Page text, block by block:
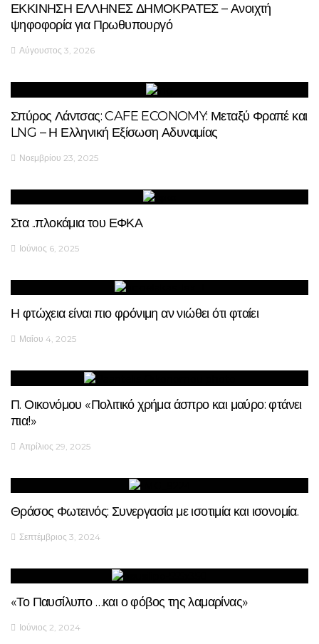
ΕΚΚΙΝΗΣΗ ΕΛΛΗΝΕΣ ΔΗΜΟΚΡΑΤΕΣ – Ανοιχτή
ψηφοφορία για Πρωθυπουργό
Αύγουστος 3, 2026
Σπύρος Λάντσας: CAFE ECONOMY: Μεταξύ Φραπέ και
LNG – Η Ελληνική Εξίσωση Αδυναμίας
Νοεμβρίου 23, 2025
Στα ..πλοκάμια του ΕΦΚΑ
Ιούνιος 6, 2025
Η φτώχεια είναι πιο φρόνιμη αν νιώθει ότι φταίει
Μαΐου 4, 2025
Π. Οικονόμου «Πολιτικό χρήμα άσπρο και μαύρο: φτάνει
πια!»
Απρίλιος 29, 2025
Θράσος Φωτεινός: Συνεργασία με ισοτιμία και ισονομία.
Σεπτέμβριος 3, 2024
«Το Παυσίλυπο …και ο φόβος της λαμαρίνας»
Ιούνιος 2, 2024